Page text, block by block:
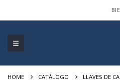
HOME CATÁLOGO LLAVES DE